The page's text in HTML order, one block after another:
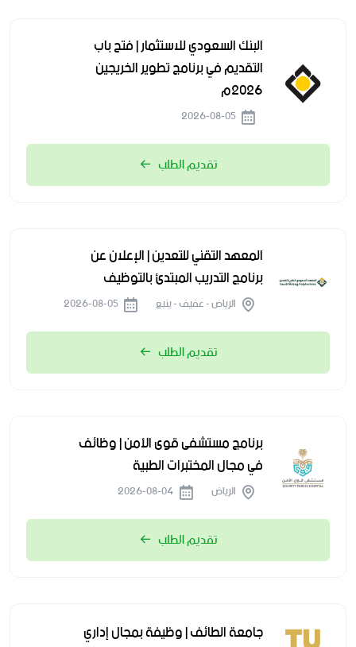
البنك السعودي للاستثمار | فتح باب
التقديم في برنامج تطوير الخريجين
2026م
تقديم الطلب
المعهد التقني للتعدين | الإعلان عن
برنامج التدريب المبتدئ بالتوظيف
الرياض - عفيف - ينبع
تقديم الطلب
برنامج مستشفى قوى الأمن | وظائف
في مجال المختبرات الطبية
الرياض
تقديم الطلب
جامعة الطائف | وظيفة بمجال إداري